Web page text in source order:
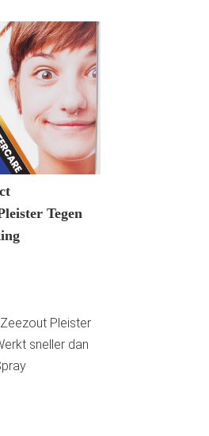
Tegen
Pleister
sneller dan